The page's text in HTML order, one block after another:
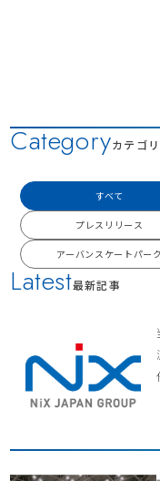
Latest最新記事
Categoryカテゴリ
すべて
プレスリリース
アーバンスケートパーク